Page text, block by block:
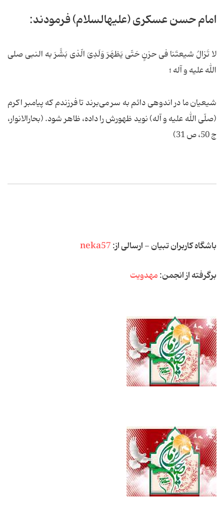
امام حسن عسکری (علیه‏السلام) فرمودند:
لا تَزالُ شیعتَنا فی حزنٍ حَتّی یَظهَرَ وَلَدِیَ الّذی بَشَّرَ به النبی صلی
الله علیه و آله ؛
شیعیان ما در اندوهی دائم به سر می‌برند تا فرزندم که پیامبر اکرم
(صلّی الله علیه و آله) نوید ظهورش را داده، ظاهر شود. (بحارالانوار،
ج 50، ص 31)
باشگاه کاربران تبیان - ارسالی از:neka57
برگرفته از انجمن:مهدویت